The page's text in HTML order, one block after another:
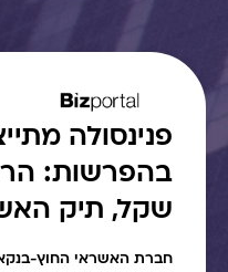
פנינסולה
שקל, תיק
חברת האשראי החוץ-